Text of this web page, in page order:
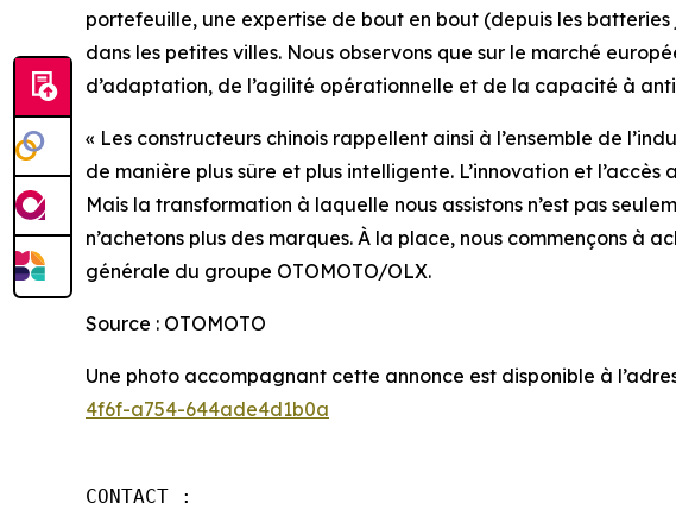
portefeuille, une expertise de bout en bout (depuis les
dans les petites villes. Nous observons que sur le marché
d’adaptation, de l’agilité opérationnelle et de la capacité à
« Les constructeurs chinois rappellent ainsi à l’ensemble de
de manière plus sûre et plus intelligente. L’innovation et
Mais la transformation à laquelle nous assistons n’est pas
n’achetons plus des marques. À la place, nous commençons
générale du groupe OTOMOTO/OLX.
Source : OTOMOTO
Une photo accompagnant cette annonce est disponible à
4f6f-a754-644ade4d1b0a
CONTACT :